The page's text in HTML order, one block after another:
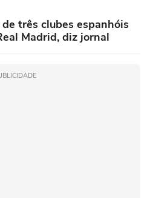
três clubes espanhóis
Madrid, diz jornal